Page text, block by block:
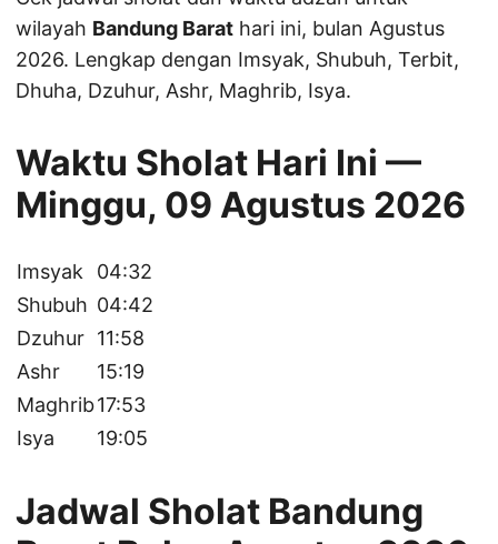
wilayah Bandung Barat hari ini, bulan Agustus
2026. Lengkap dengan Imsyak, Shubuh, Terbit,
Dhuha, Dzuhur, Ashr, Maghrib, Isya.
Waktu Sholat Hari Ini —
Minggu, 09 Agustus 2026
Imsyak
04:32
Shubuh 04:42
Dzuhur 11:58
Ashr
15:19
Maghrib17:53
Isya
19:05
Jadwal Sholat Bandung